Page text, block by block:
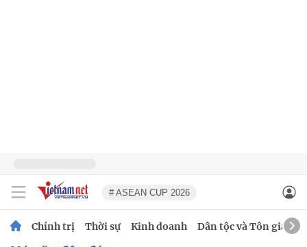
# ASEAN CUP 2026
Chính trị Thời sự Kinh doanh Dân tộc và Tôn giáo